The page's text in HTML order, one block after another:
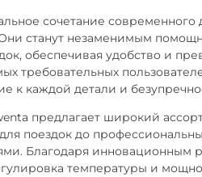
сочетание современного
станут незаменимым
обеспечивая удобство и
требовательных
к каждой детали и
предлагает широкий
поездок до
Благодаря инновационным
температуры и